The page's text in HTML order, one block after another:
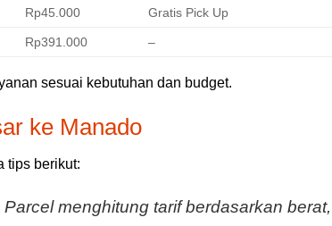
Rp45.000 Gratis Pick Up
Rp391.000 –
sesuai kebutuhan dan budget.
ke Manado
tips berikut:
Parcel menghitung tarif berdasarkan berat,